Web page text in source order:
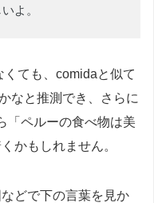
よ。
ても、comidaと似て
なと推測でき、さらに
「ペルーの食べ物は美
かもしれません。
どで下の言葉を見か